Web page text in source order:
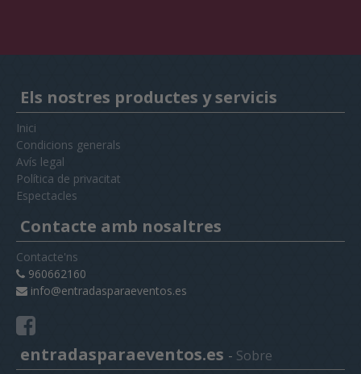
Els nostres productes y servicis
Inici
Condicions generals
Avís legal
Política de privacitat
Espectacles
Contacte amb nosaltres
Contacte'ns
960662160
info@entradasparaeventos.es
entradasparaeventos.es - Sobre